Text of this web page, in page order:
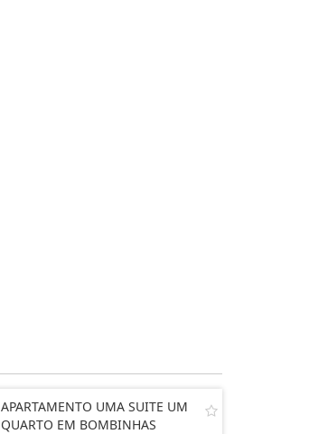
APARTAMENTO UMA SUITE UM
QUARTO EM BOMBINHAS